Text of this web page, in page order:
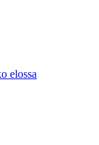
elossa